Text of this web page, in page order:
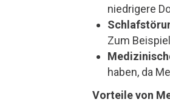
niedrigere
Zum
haben, da
Vorteile von